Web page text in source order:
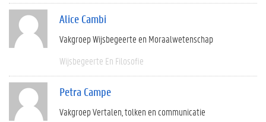
Alice Cambi
Vakgroep Wijsbegeerte en Moraalwetenschap
Wijsbegeerte En Filosofie
Petra Campe
Vakgroep Vertalen, tolken en communicatie